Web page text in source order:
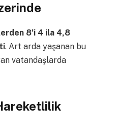
8’i 4 ila 4,8
. Art arda yaşanan bu
vatandaşlarda